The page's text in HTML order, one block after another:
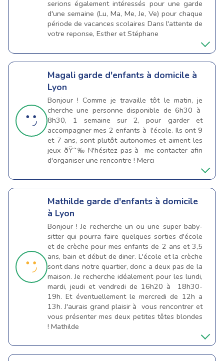
serions également intéressés pour une garde
d'une semaine (Lu, Ma, Me, Je, Ve) pour chaque
période de vacances scolaires Dans l'attente de
votre reponse, Esther et Stéphane
Magali garde d'enfants à domicile à
Lyon
Bonjour ! Comme je travaille tôt le matin, je
cherche une personne disponible de 6h30 à
8h30, 1 semaine sur 2, pour garder et
accompagner mes 2 enfants à l'école. Ils ont 9
et 7 ans, sont plutôt autonomes et aiment les
jeux ðŸ˜‰ N'hésitez pas à me contacter afin
d'organiser une rencontre ! Merci
Mathilde garde d'enfants à domicile
à Lyon
Bonjour ! Je recherche un ou une super baby-
sitter qui pourra faire quelques sorties d'école
et de crèche pour mes enfants de 2 ans et 3,5
ans, bain et début de diner. L'école et la crèche
sont dans notre quartier, donc a deux pas de la
maison. Je recherche idéalement pour les lundi,
mardi, jeudi et vendredi de 16h20 à 18h30-
19h. Et éventuellement le mercredi de 12h a
13h. J'aurais grand plaisir à vous rencontrer et
vous présenter mes deux petites têtes blondes
! Mathilde